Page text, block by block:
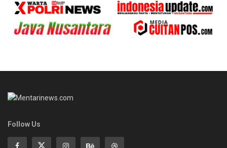
Follow Us